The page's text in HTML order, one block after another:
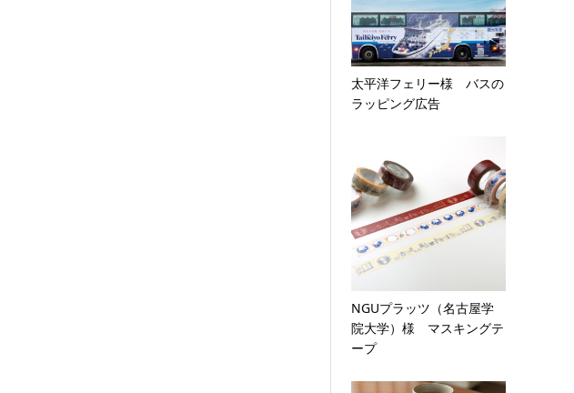
太平洋フェリー様 バスの
ラッピング広告
NGUプラッツ（名古屋学
院大学）様 マスキングテ
ープ